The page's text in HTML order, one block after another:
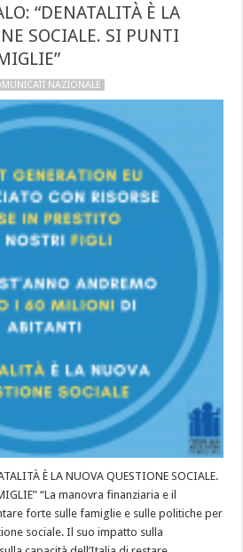
“DENATALITÀ È LA
SOCIALE. SI PUNTI
NAZIONALE
È LA NUOVA QUESTIONE SOCIALE.
“La manovra finanziaria e il
forte sulle famiglie e sulle politiche per
sociale. Il suo impatto sulla